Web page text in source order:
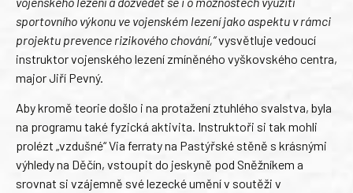
sportovního výkonu ve vojenském lezení jako aspektu v rámci
projektu prevence rizikového chování,“vysvětluje vedoucí
instruktor vojenského lezení zmíněného vyškovského centra,
major Jiří Pevný.
Aby kromě teorie došlo i na protažení ztuhlého svalstva, byla
na programu také fyzická aktivita. Instruktoři si tak mohli
prolézt „vzdušné“ Via ferraty na Pastýřské stěně s krásnými
výhledy na Děčín, vstoupit do jeskyně pod Sněžníkem a
srovnat si vzájemně své lezecké umění v soutěži v